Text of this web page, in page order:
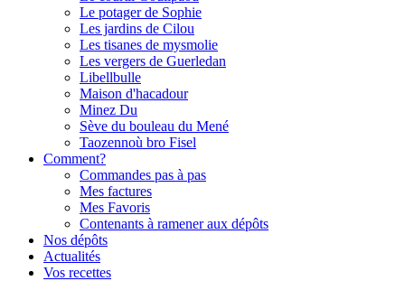
Le potager de Sophie
Les jardins de Cilou
Les tisanes de mysmolie
Les vergers de Guerledan
Libellbulle
Maison d'hacadour
Minez Du
Sève du bouleau du Mené
Taozennoù bro Fisel
Comment?
Commandes pas à pas
Mes factures
Mes Favoris
Contenants à ramener aux dépôts
Nos dépôts
Actualités
Vos recettes